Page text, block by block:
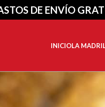
DE ENVÍO
INICIOLA